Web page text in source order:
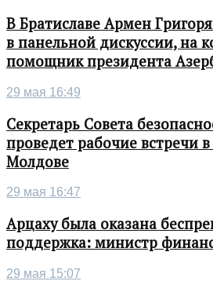
В Братиславе Армен
в панельной дискуссии, на
помощник президента
29 мая 16:49
Секретарь Совета
проведет рабочие встречи
Молдове
29 мая 16:47
Арцаху была оказана
поддержка: министр
29 мая 15:07